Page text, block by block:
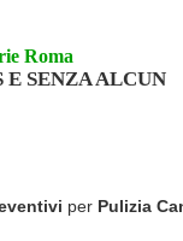
Roma
SENZA ALCUN
per Pulizia